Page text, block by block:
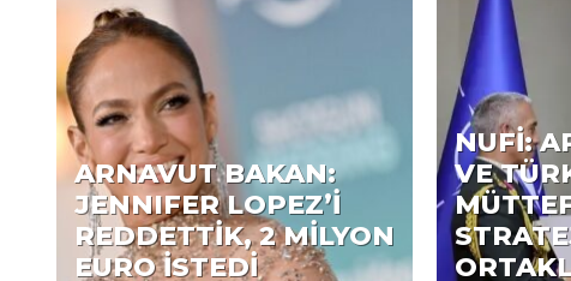
ARNAVUT BAKAN:
JENNIFER LOPEZ’İ
REDDETTİK, 2 MİLYON
EURO İSTEDİ
NUFİ:
VE